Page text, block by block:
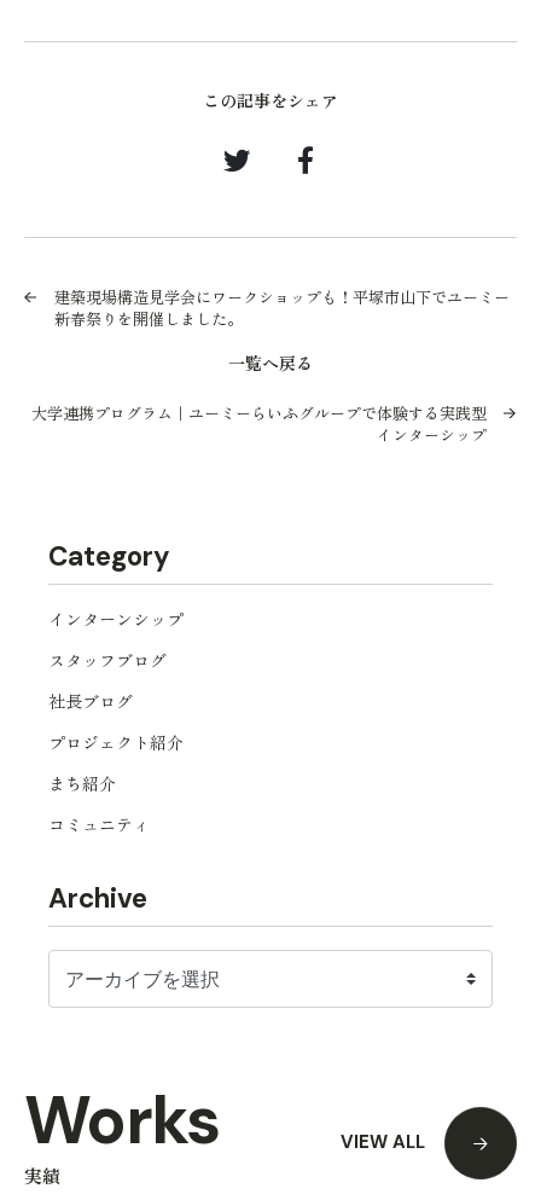
この記事をシェア
建築現場構造見学会にワークショップも！平塚市山下でユーミー
新春祭りを開催しました。
一覧へ戻る
大学連携プログラム｜ユーミーらいふグループで体験する実践型
インターシップ
Category
インターンシップ
スタッフブログ
社長ブログ
プロジェクト紹介
まち紹介
コミュニティ
Archive
実績
Works VIEW ALL